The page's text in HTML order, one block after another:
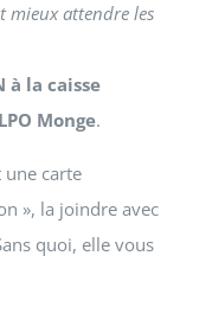
mieux attendre les
à la caisse
Monge.
carte
», la joindre avec
quoi, elle vous